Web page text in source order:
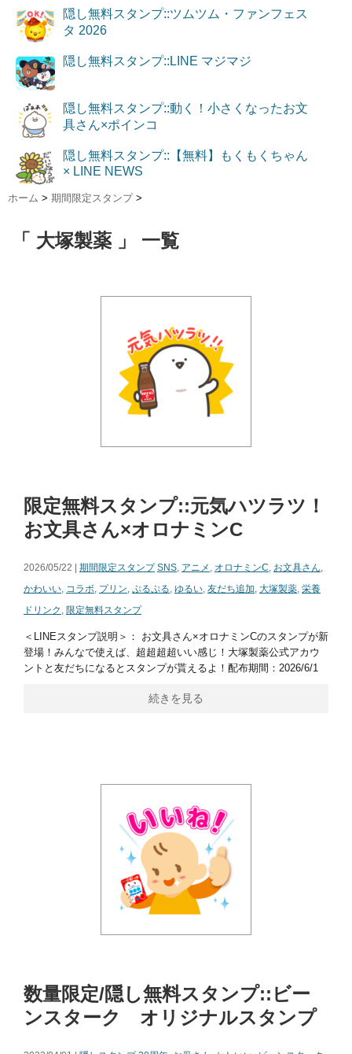
隠し無料スタンプ::ツムツム・ファンフェス
タ 2026
隠し無料スタンプ::LINE マジマジ
隠し無料スタンプ::動く！小さくなったお文
具さん×ポインコ
隠し無料スタンプ::【無料】もくもくちゃん
× LINE NEWS
ホーム > 期間限定スタンプ >
「 大塚製薬 」 一覧
限定無料スタンプ::元気ハツラツ！
お文具さん×オロナミンC
2026/05/22 | 期間限定スタンプ SNS, アニメ , オロナミンC, お文具さん,
かわいい, コラボ, プリン, ぷるぷる, ゆるい, 友だち追加, 大塚製薬, 栄養
ドリンク , 限定無料スタンプ
＜LINEスタンプ説明＞： お文具さん×オロナミンCのスタンプが新
登場！みんなで使えば、超超超超いい感じ！大塚製薬公式アカウ
ントと友だちになるとスタンプが貰えるよ！配布期間：2026/6/1
続きを見る
数量限定/隠し無料スタンプ::ビー
ンスターク オリジナルスタンプ